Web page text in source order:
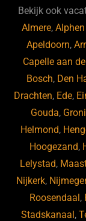
b
o
o
k
ky
Bekijk ook
Almere,
Apeldoorn,
Capelle aan
Bosch, Den
Drachten, Ede,
Gouda,
Helmond,
Hoogezand,
Lelystad,
Nijkerk,
Roosendaal ,
Stadskanaal ,